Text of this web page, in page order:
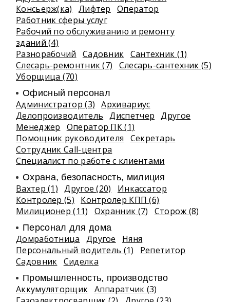
Консьерж(ка)
Лифтер
Оператор
Работник сферы услуг
Рабочий по обслуживанию и ремонту
зданий (4)
Разнорабочий
Садовник Сантехник (1)
Слесарь-ремонтник (7)
Слесарь-сантехник (5)
Уборщица (70)
Офисный персонал
Администратор (3)
Архивариус
Делопроизводитель
Диспетчер
Другое
Менеджер
Оператор ПК (1)
Помощник руководителя
Секретарь
Сотрудник Call-центра
Специалист по работе с клиентами
Охрана, безопасность, милиция
Вахтер (1) Другое (20)
Инкассатор
Контролер (5)
Контролер КПП (6)
Милиционер (11)
Охранник (7) Сторож (8)
Персонал для дома
Домработница Другое
Няня
Персональный водитель (1)
Репетитор
Садовник Сиделка
Промышленность, производство
Аккумуляторщик Аппаратчик (3)